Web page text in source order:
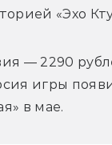
«Эхо
— 2290
игры
в мае.